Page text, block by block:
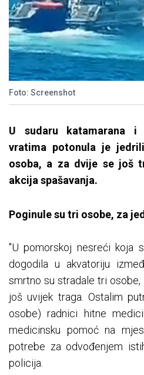
Foto: Screenshot
U sudaru katamarana
vratima potonula je
osoba, a za dvije se još
akcija spašavanja.
Poginule su tri osobe, za
"U pomorskoj nesreći koja
dogodila u akvatoriju
smrtno su stradale tri
još uvijek traga. Ostalim
osobe) radnici hitne
medicinsku pomoć na
potrebe za odvođenjem
policija.